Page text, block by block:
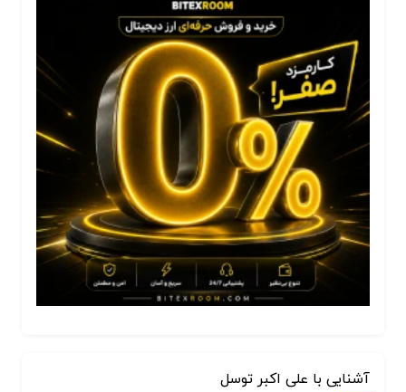
آشنایی با علی اکبر توسل